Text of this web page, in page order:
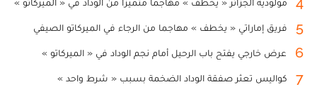
مولودية الجزائر « يخطف » مهاجما متميزا من الوداد في « الميركاتو »
5 فريق إماراتي « يخطف » مهاجما من الرجاء في الميركاتو الصيفي
6 عرض خارجي يفتح باب الرحيل أمام نجم الوداد في « الميركاتو »
7 كواليس تعثر صفقة الوداد الضخمة بسبب « شرط واحد »